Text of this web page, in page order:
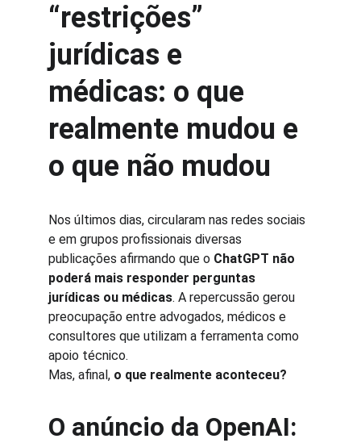
“restrições”
jurídicas e
médicas: o que
realmente mudou e
o que não mudou
Nos últimos dias, circularam nas redes sociais
e em grupos profissionais diversas
publicações afirmando que o ChatGPT não
poderá mais responder perguntas
jurídicas ou médicas. A repercussão gerou
preocupação entre advogados, médicos e
consultores que utilizam a ferramenta como
apoio técnico.
Mas, afinal, o que realmente aconteceu?
O anúncio da OpenAI: